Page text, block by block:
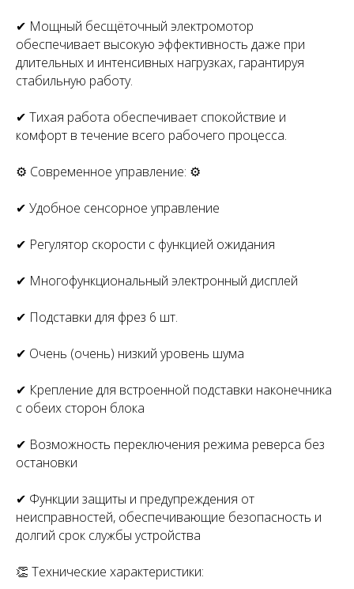
✔ Мощный бесщёточный электромотор
обеспечивает высокую эффективность даже при
длительных и интенсивных нагрузках, гарантируя
стабильную работу.
✔ Тихая работа обеспечивает спокойствие и
комфорт в течение всего рабочего процесса.
⚙ Современное управление: ⚙
✔ Удобное сенсорное управление
✔ Регулятор скорости с функцией ожидания
✔ Многофункциональный электронный дисплей
✔ Подставки для фрез 6 шт.
✔ Очень (очень) низкий уровень шума
✔ Крепление для встроенной подставки наконечника
с обеих сторон блока
✔ Возможность переключения режима реверса без
остановки
✔ Функции защиты и предупреждения от
неисправностей, обеспечивающие безопасность и
долгий срок службы устройства
👏 Технические характеристики: